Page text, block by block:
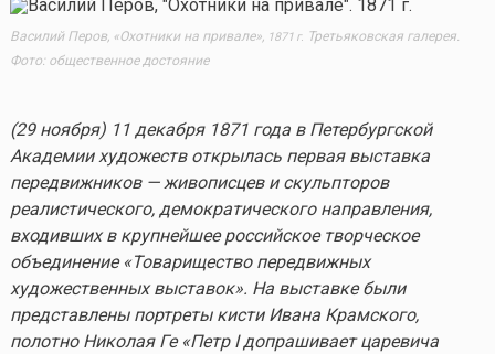
Василий Перов, «Охотники на привале», 1871 г. Третьяковская галерея.
Фото: общественное достояние
(29 ноября) 11 декабря 1871 года в Петербургской
Академии художеств открылась первая выставка
передвижников — живописцев и скульпторов
реалистического, демократического направления,
входивших в крупнейшее российское творческое
объединение «Товарищество передвижных
художественных выставок». На выставке были
представлены портреты кисти Ивана Крамского,
полотно Николая Ге «Петр I допрашивает царевича